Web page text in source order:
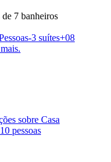
de 7 banheiros
3 suítes+08
sobre Casa
pessoas